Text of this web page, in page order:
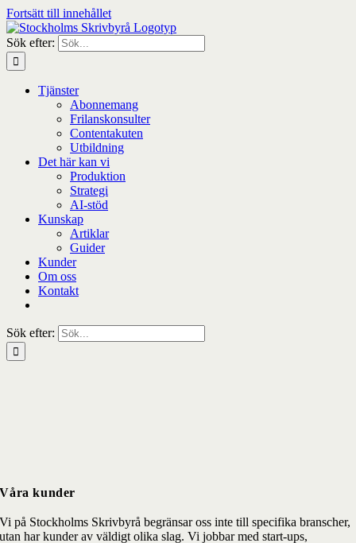
Fortsätt till innehållet
Sök efter:
Tjänster
Abonnemang
Frilanskonsulter
Contentakuten
Utbildning
Det här kan vi
Produktion
Strategi
AI-stöd
Kunskap
Artiklar
Guider
Kunder
Om oss
Kontakt
Sök efter:
Våra kunder
Vi på Stockholms Skrivbyrå begränsar oss inte till specifika branscher,
utan har kunder av väldigt olika slag. Vi jobbar med start-ups,